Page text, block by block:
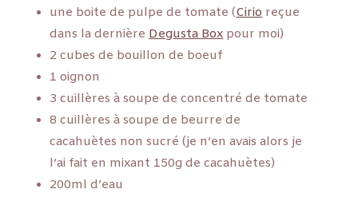
une boite de pulpe de tomate (Cirio reçue
dans la dernière Degusta Box pour moi)
2 cubes de bouillon de boeuf
1 oignon
3 cuillères à soupe de concentré de tomate
8 cuillères à soupe de beurre de
cacahuètes non sucré (je n’en avais alors je
l’ai fait en mixant 150g de cacahuètes)
200ml d’eau